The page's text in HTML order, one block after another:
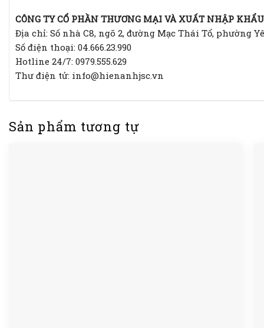
CÔNG TY CỔ PHẦN THƯƠNG MẠI VÀ XUẤT NHẬP
Địa chỉ: Số nhà C8, ngõ 2, đường Mạc Thái Tổ, phường
Số điện thoại: 04.666.23.990
Hotline 24/7: 0979.555.629
Thư điện tử: info@hienanhjsc.vn
Sản phẩm tương tự